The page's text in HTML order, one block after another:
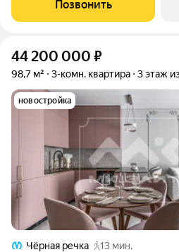
очень светлая, без
Позвонить
44 200 000 ₽
98,7 м² 3-комн. квартира 3 этаж
новостройка
Чёрная речка
13 мин.